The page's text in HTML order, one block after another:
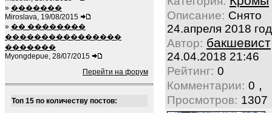
» �������
Miroslava, 19/08/2015
» �� ��������
����������������
�������
Myongdepue, 28/07/2015
Перейти на форум
Топ 15 по количеству постов:
Описание: Снято
24.апреля 2018
Автор: бакшевист
24.04.2018 21:46
Рейтинг: 0
Комментарии: 0 ,
Просмотров: 1307